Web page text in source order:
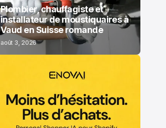
Plombier, chauffagiste et
installateur de moustiquaires à
Vaud en Suisse romande
août 3, 2026